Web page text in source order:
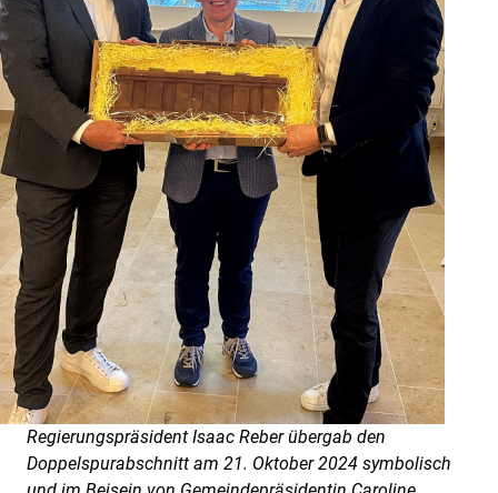
Regierungspräsident Isaac Reber übergab den
Doppelspurabschnitt am 21. Oktober 2024 symbolisch